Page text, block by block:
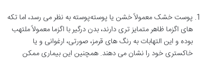
پوست خشک معمولاً خشن یا پوسته‌پوسته به نظر می رسد، اما تکه
های اگزما ظاهر متمایز تری دارند، بدن درگیر با اگزما معمولاً ملتهب
بوده و این التهابات به رنگ های قرمز، صورتی، ارغوانی و یا
خاکستری خود را نشان می دهند. همچنین این بیماری ممکن